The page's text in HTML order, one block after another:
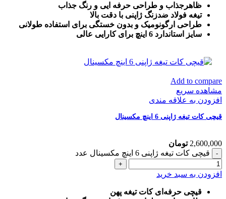
ظاهرجذاب و طراحی حرفه ایی و رنگ جذاب
تیغه فولاد ضدزنگ ژاپنی با دقت بالا
طراحی ارگونومیک و بدون خستگی برای استفاده طولانی
سایز استاندارد 6 اینچ برای کارایی عالی
Add to compare
مشاهده سریع
افزودن به علاقه مندی
قیچی کات تیغه ژاپنی 6 اینچ مکسینال
2,600,000 تومان
قیچی کات تیغه ژاپنی 6 اینچ مکسینال عدد
افزودن به سبد خرید
قیچی حرفه‌ای کات تیغه پهن